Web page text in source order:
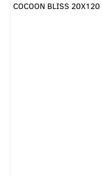
COCOON BLISS 20X120